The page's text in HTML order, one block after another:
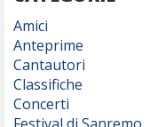
Amici
Anteprime
Cantautori
Classifiche
Concerti